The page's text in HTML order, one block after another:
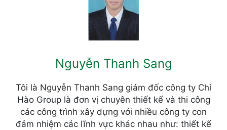
Nguyễn Thanh Sang
Tôi là Nguyễn Thanh Sang giám đốc công ty Chí
Hào Group là đơn vị chuyên thiết kế và thi công
các công trình xây dựng với nhiều công ty con
đảm nhiệm các lĩnh vực khác nhau như: thiết kế